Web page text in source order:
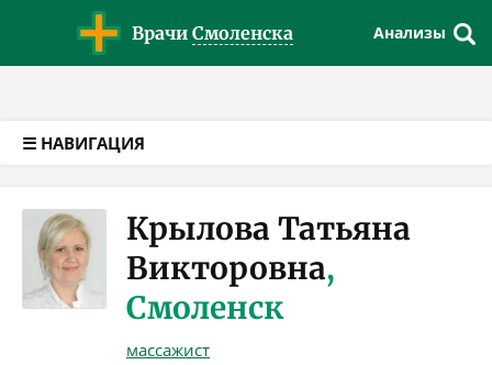
Врачи Смоленска Анализы
☰ НАВИГАЦИЯ
Крылова Татьяна
Викторовна,
Смоленск
массажист